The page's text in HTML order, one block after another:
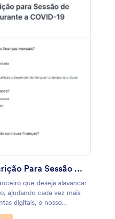
19 contém campos do
nome, número de
da COVID-19 que o
Massagem Terapêutica
tem uma seção na
acordo entre o cliente e
serviço, onde o primeiro só
também usa o
a assinatura digital
os riscos e
das informações
modelo de formulário
empresa através do nosso
um toque ainda mais
Formulário De Inscrição Para Sessão De Coach Financeiro Durante A COVID 19
que deseja alavancar
ajudando cada vez mais
digitais, o nosso
Sessão de Coach